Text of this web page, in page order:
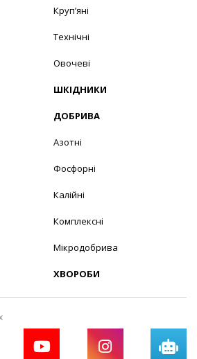
Круп’яні
Технічні
Овочеві
ШКІДНИКИ
ДОБРИВА
Азотні
Фосфорні
Калійні
Комплексні
Мікродобрива
ХВОРОБИ